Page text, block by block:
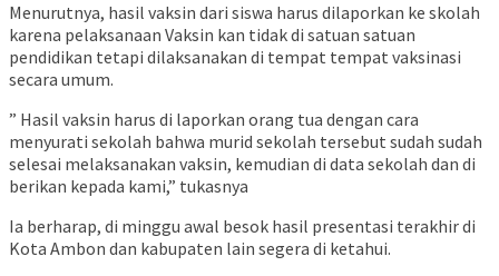
Menurutnya, hasil vaksin dari siswa harus dilaporkan ke skolah
karena pelaksanaan Vaksin kan tidak di satuan satuan
pendidikan tetapi dilaksanakan di tempat tempat vaksinasi
secara umum.
” Hasil vaksin harus di laporkan orang tua dengan cara
menyurati sekolah bahwa murid sekolah tersebut sudah sudah
selesai melaksanakan vaksin, kemudian di data sekolah dan di
berikan kepada kami,” tukasnya
Ia berharap, di minggu awal besok hasil presentasi terakhir di
Kota Ambon dan kabupaten lain segera di ketahui.